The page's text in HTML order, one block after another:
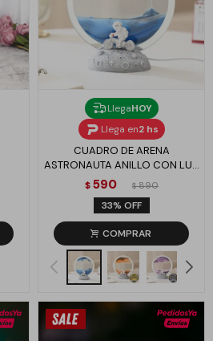
LlegaHOY
Llega en2 hs
CUADRO DE ARENA
ASTRONAUTA ANILLO CON LUZ
- AZUL
$ 590 $ 890
33